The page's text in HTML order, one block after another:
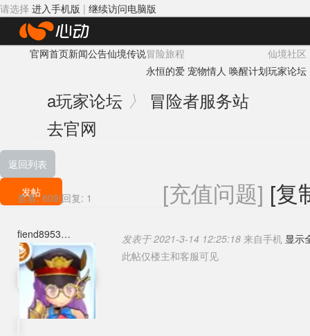
请选择 进入手机版 | 继续访问电脑版
心
动
络
官网首页新闻公告仙境传说冒险旅程
永恒的爱 宠物情人 唤醒计划
仙境社区
玩家论坛
a玩家论坛 〉
冒险者服务站
去官网
返回列表
发帖
查看: 809|回复: 1 [充值问题] [复
fiend8953 发表于 2021-3-14 12:25:18 来自手机 显示
此帖仅楼主和客服可见